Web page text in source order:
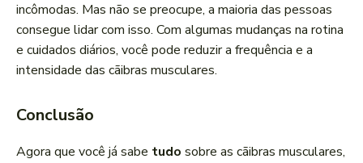
incômodas. Mas não se preocupe, a maioria das pessoas
consegue lidar com isso. Com algumas mudanças na rotina
e cuidados diários, você pode reduzir a frequência e a
intensidade das cãibras musculares.
Conclusão
Agora que você já sabe tudo sobre as cãibras musculares,